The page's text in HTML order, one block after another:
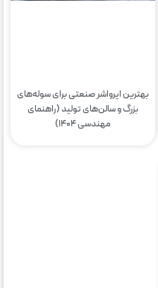
بهترین ایرواشر صنعتی برای سوله‌های
بزرگ و سالن‌های تولید (راهنمای
مهندسی ۱۴۰۴)